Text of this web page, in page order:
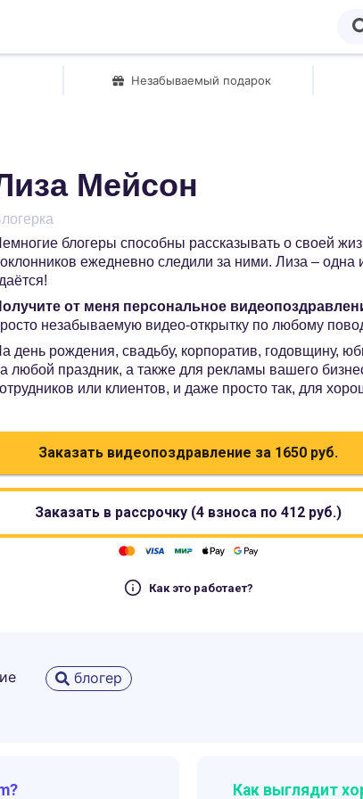
Незабываемый подарок
Мейсон
блогеры способны рассказывать о своей
ежедневно следили за ними. Лиза – одна
от меня персональное
незабываемую видео-открытку по любому
день рождения, свадьбу, корпоратив, годовщину,
любой праздник, а также для рекламы вашего
или клиентов, и даже просто так, для
Заказать видеопоздравление за 1650 руб.
Заказать в рассрочку (4 взноса по 412 руб.)
Как это работает?
блогер
Как выглядит